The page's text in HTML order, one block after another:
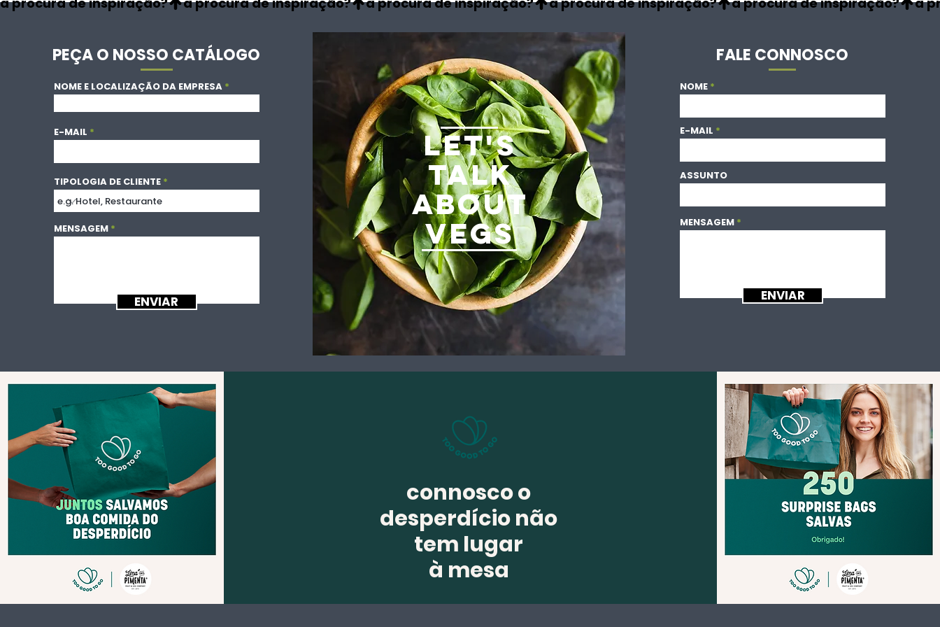
PEÇA O NOSSO CATÁLOGO
NOME E LOCALIZAÇÃO DA EMPRESA
E-MAIL
TIPOLOGIA DE CLIENTE
MENSAGEM
ENVIAR
LET'S
TALK
ABOUT
VEGS
FALE CONNOSCO
NOME
E-MAIL
ASSUNTO
MENSAGEM
ENVIAR
connosco o
desperdício não
tem lugar
à mesa